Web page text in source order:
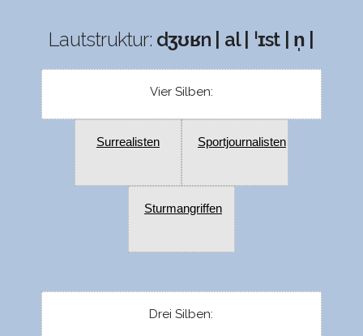
Lautstruktur: dʒʊʁn | al | ˈɪst | n̩ |
Vier Silben:
Surrealisten Sportjournalisten
Sturmangriffen
Drei Silben: